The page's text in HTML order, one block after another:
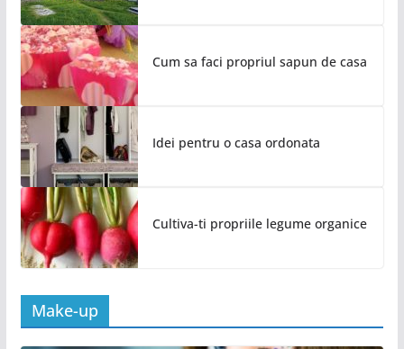
Cum sa faci propriul sapun de casa
Idei pentru o casa ordonata
Cultiva-ti propriile legume organice
Make-up